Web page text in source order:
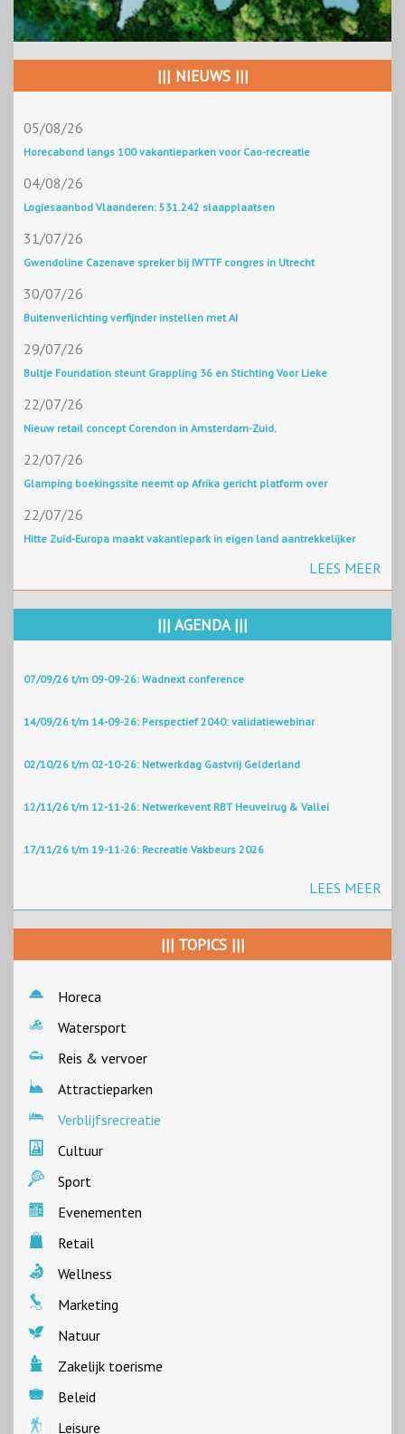
||| NIEUWS |||
05/08/26
Horecabond langs 100 vakantieparken voor Cao-recreatie
04/08/26
Logiesaanbod Vlaanderen: 531.242 slaapplaatsen
31/07/26
Gwendoline Cazenave spreker bij IWTTF congres in Utrecht
30/07/26
Buitenverlichting verfijnder instellen met AI
29/07/26
Bultje Foundation steunt Grappling 36 en Stichting Voor Lieke
22/07/26
Nieuw retail concept Corendon in Amsterdam-Zuid.
22/07/26
Glamping boekingssite neemt op Afrika gericht platform over
22/07/26
Hitte Zuid-Europa maakt vakantiepark in eigen land aantrekkelijker
LEES MEER
||| AGENDA |||
07/09/26 t/m 09-09-26: Wadnext conference
14/09/26 t/m 14-09-26: Perspectief 2040: validatiewebinar
02/10/26 t/m 02-10-26: Netwerkdag Gastvrij Gelderland
12/11/26 t/m 12-11-26: Netwerkevent RBT Heuvelrug & Vallei
17/11/26 t/m 19-11-26: Recreatie Vakbeurs 2026
LEES MEER
||| TOPICS |||
Horeca
Watersport
Reis & vervoer
Attractieparken
Verblijfsrecreatie
Cultuur
Sport
Evenementen
Retail
Wellness
Marketing
Natuur
Zakelijk toerisme
Beleid
Leisure